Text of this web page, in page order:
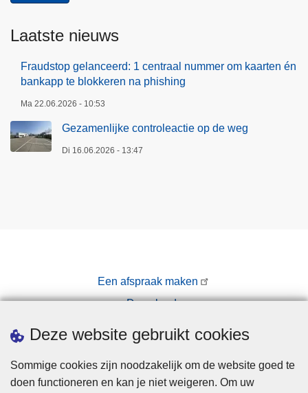
Deze website gebruikt cookies
Sommige cookies zijn noodzakelijk om de website goed te
doen functioneren en kan je niet weigeren. Om uw
Laatste nieuws
Fraudstop gelanceerd: 1 centraal nummer om kaarten én
bankapp te blokkeren na phishing
Ma 22.06.2026 - 10:53
Gezamenlijke controleactie op de weg
Di 16.06.2026 - 13:47
Een afspraak maken
Downloads
Pers